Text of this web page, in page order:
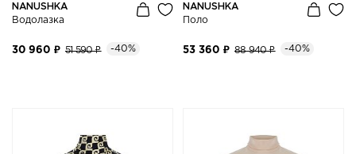
NANUSHKA
Водолазка
30 960 ₽ 51 590 ₽ -40%
NANUSHKA
Поло
53 360 ₽ 88 940 ₽ -40%